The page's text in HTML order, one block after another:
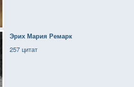
Эрих Мария Ремарк
257 цитат